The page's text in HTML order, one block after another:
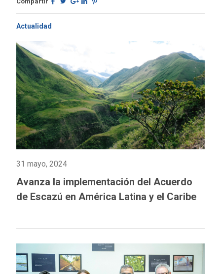
Actualidad
31 mayo, 2024
Avanza la implementación del Acuerdo
de Escazú en América Latina y el Caribe